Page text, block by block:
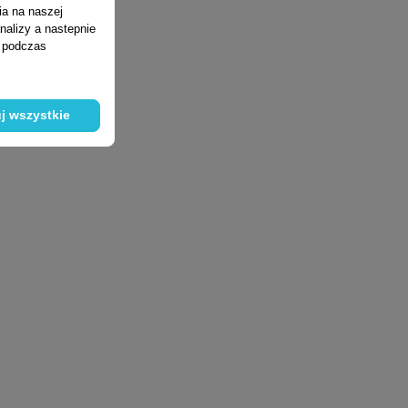
na naszej
a nastepnie
wszystkie